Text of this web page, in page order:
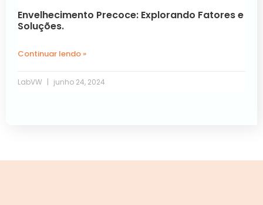
Envelhecimento Precoce: Explorando Fatores e
Soluções.
Continuar lendo »
LabVW junho 24, 2024